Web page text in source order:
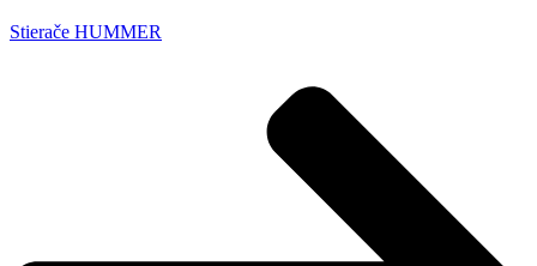
Stierače HUMMER